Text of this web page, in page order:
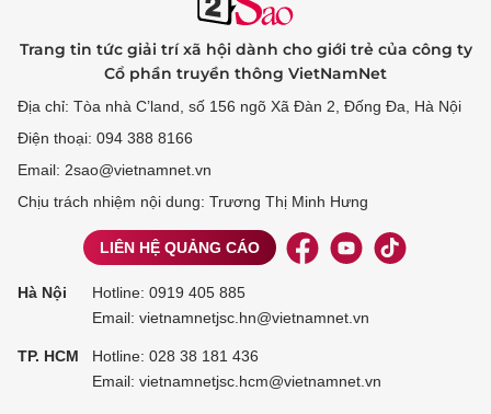
Trang tin tức giải trí xã hội dành cho giới trẻ của công ty
Cổ phần truyền thông VietNamNet
Địa chỉ: Tòa nhà C’land, số 156 ngõ Xã Đàn 2, Đống Đa, Hà Nội
Điện thoại: 094 388 8166
Email: 2sao@vietnamnet.vn
Chịu trách nhiệm nội dung: Trương Thị Minh Hưng
LIÊN HỆ QUẢNG CÁO
Hà Nội Hotline: 0919 405 885
Email: vietnamnetjsc.hn@vietnamnet.vn
TP. HCM Hotline: 028 38 181 436
Email: vietnamnetjsc.hcm@vietnamnet.vn